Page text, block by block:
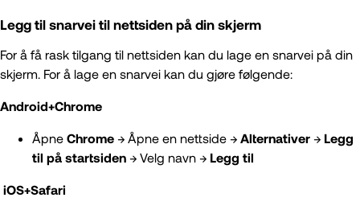
Legg til snarvei til nettsiden på din skjerm
For å få rask tilgang til nettsiden kan du lage en snarvei på din
skjerm. For å lage en snarvei kan du gjøre følgende:
Android+Chrome
Åpne Chrome → Åpne en nettside → Alternativer → Legg
til på startsiden → Velg navn → Legg til
iOS+Safari